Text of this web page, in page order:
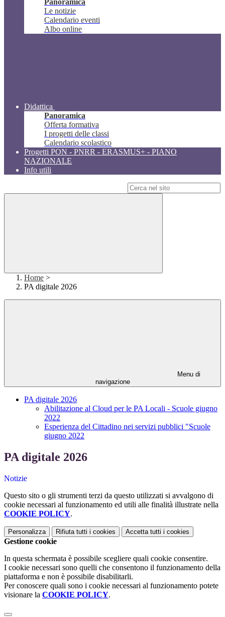
Panoramica
Le notizie
Calendario eventi
Albo online
Didattica
Panoramica
Offerta formativa
I progetti delle classi
Calendario scolastico
Progetti PON - PNRR - ERASMUS+ - PIANO
NAZIONALE
Info utili
Home >
PA digitale 2026
Menu di
navigazione
PA digitale 2026
Abilitazione al Cloud per le PA Locali - Scuole giugno
2022
Esperienza del Cittadino nei servizi pubblici "Scuole
giugno 2022
PA digitale 2026
Notizie
Questo sito o gli strumenti terzi da questo utilizzati si avvalgono di
cookie necessari al funzionamento ed utili alle finalità illustrate nella
COOKIE POLICY.
Personalizza Rifiuta tutti i cookies Accetta tutti i cookies
Gestione cookie
In questa schermata è possibile scegliere quali cookie consentire.
I cookie necessari sono quelli che consentono il funzionamento della
piattaforma e non è possibile disabilitarli.
Per conoscere quali sono i cookie necessari al funzionamento potete
visionare la COOKIE POLICY.